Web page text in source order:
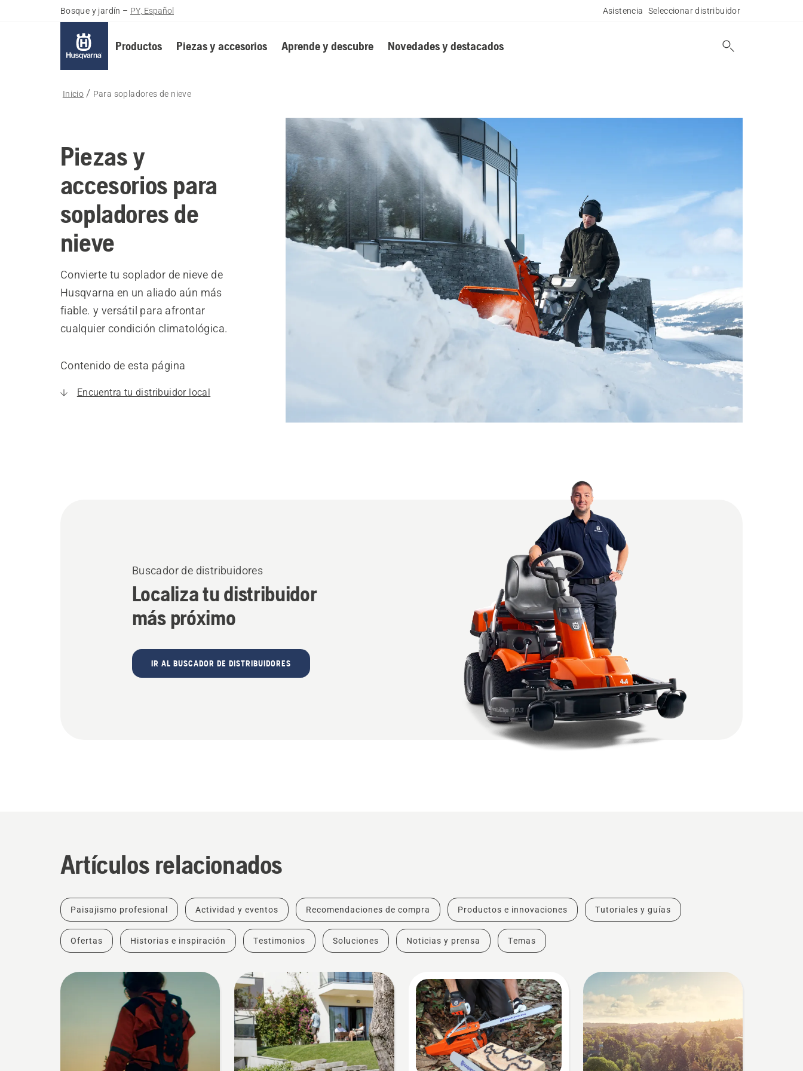
Bosque y jardín – PY, Español Asistencia Seleccionar distribuidor
Productos Piezas y accesorios Aprende y descubre Novedades y destacados
Inicio Para sopladores de nieve
Piezas y
accesorios para
sopladores de
nieve
Convierte tu soplador de nieve de
Husqvarna en un aliado aún más
fiable. y versátil para afrontar
cualquier condición climatológica.
Contenido de esta página
Encuentra tu distribuidor local
Buscador de distribuidores
Localiza tu distribuidor
más próximo
IR AL BUSCADOR DE DISTRIBUIDORES
Artículos relacionados
Paisajismo profesional Actividad y eventos Recomendaciones de compra Productos e innovaciones Tutoriales y guías
Ofertas Historias e inspiración Testimonios Soluciones Noticias y prensa Temas